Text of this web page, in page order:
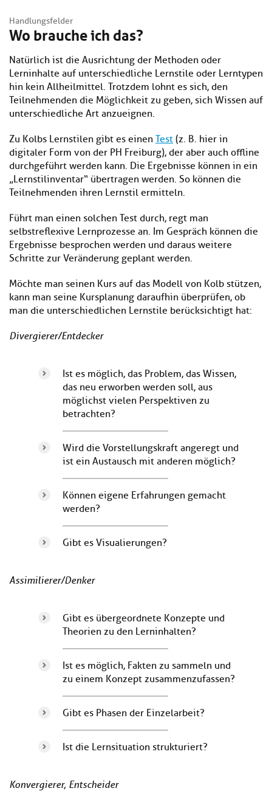
Handlungsfelder
Wo brauche ich das?
Natürlich ist die Ausrichtung der Methoden oder
Lerninhalte auf unterschiedliche Lernstile oder Lerntypen
hin kein Allheilmittel. Trotzdem lohnt es sich, den
Teilnehmenden die Möglichkeit zu geben, sich Wissen auf
unterschiedliche Art anzueignen.
Zu Kolbs Lernstilen gibt es einen Test (z. B. hier in
digitaler Form von der PH Freiburg), der aber auch offline
durchgeführt werden kann. Die Ergebnisse können in ein
„Lernstilinventar“ übertragen werden. So können die
Teilnehmenden ihren Lernstil ermitteln.
Führt man einen solchen Test durch, regt man
selbstreflexive Lernprozesse an. Im Gespräch können die
Ergebnisse besprochen werden und daraus weitere
Schritte zur Veränderung geplant werden.
Möchte man seinen Kurs auf das Modell von Kolb stützen,
kann man seine Kursplanung daraufhin überprüfen, ob
man die unterschiedlichen Lernstile berücksichtigt hat:
Divergierer/Entdecker
Ist es möglich, das Problem, das Wissen,
das neu erworben werden soll, aus
möglichst vielen Perspektiven zu
betrachten?
Wird die Vorstellungskraft angeregt und
ist ein Austausch mit anderen möglich?
Können eigene Erfahrungen gemacht
werden?
Gibt es Visualierungen?
Assimilierer/Denker
Gibt es übergeordnete Konzepte und
Theorien zu den Lerninhalten?
Ist es möglich, Fakten zu sammeln und
zu einem Konzept zusammenzufassen?
Gibt es Phasen der Einzelarbeit?
Ist die Lernsituation strukturiert?
Konvergierer, Entscheider